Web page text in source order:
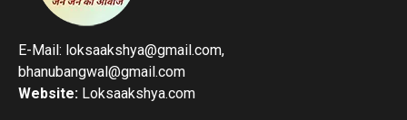
E-Mail: loksaakshya@gmail.com,
bhanubangwal@gmail.com
Website: Loksaakshya.com